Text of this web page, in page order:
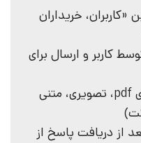
خریداران
کاربر و ارسال برای
امکان ضمیمه کردن فایل‌های pdf، تصویری، متنی
از دریافت پاسخ از